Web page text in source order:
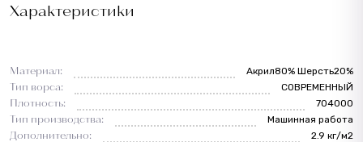
Характеристики
Материал:
Акрил80% Шерсть20%
Тип ворса:
СОВРЕМЕННЫЙ
Плотность:
704000
Тип производства:
Машинная работа
Дополнительно:
2.9 кг/м2